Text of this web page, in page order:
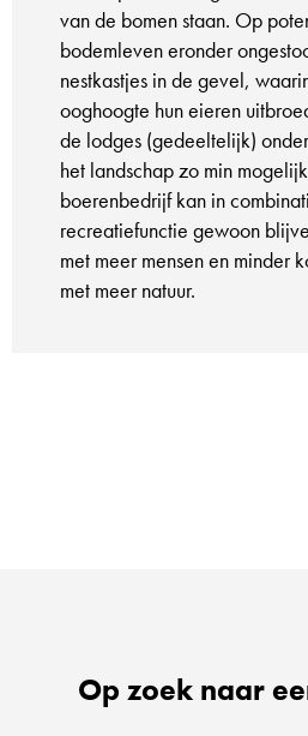
van de bomen staan. Op
bodemleven eronder
nestkastjes in de gevel,
ooghoogte hun eieren
de lodges (gedeeltelijk)
het landschap zo min
boerenbedrijf kan in
recreatiefunctie gewoon
met meer mensen en minder
met meer natuur.
Op zoek naar